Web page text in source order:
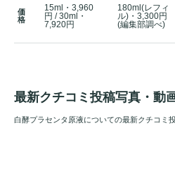
価
格
15ml・3,960
円 / 30ml・
7,920円
180ml(レフィ
ル)・3,300円
(編集部調べ)
最新クチコミ投稿写真・動
白酵プラセンタ原液についての最新クチコミ